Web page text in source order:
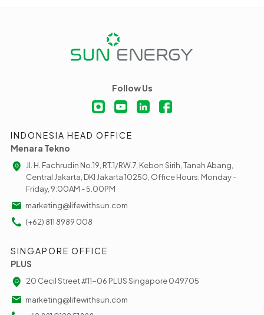
Follow Us
INDONESIA HEAD OFFICE
Menara Tekno
Jl. H. Fachrudin No.19, RT.1/RW.7, Kebon Sirih, Tanah Abang,
Central Jakarta, DKI Jakarta 10250, Office Hours: Monday -
Friday, 9:00AM - 5.00PM
marketing@lifewithsun.com
(+62) 811 8989 008
SINGAPORE OFFICE
PLUS
20 Cecil Street #11-06 PLUS Singapore 049705
marketing@lifewithsun.com